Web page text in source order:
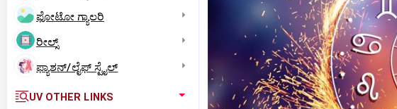
ಫೋಟೋ ಗ್ಯಾಲರಿ
ರೀಲ್ಸ್
ಫ್ಯಾಶನ್/ಲೈಫ್‌ ಸ್ಟೈಲ್
UV OTHER LINKS